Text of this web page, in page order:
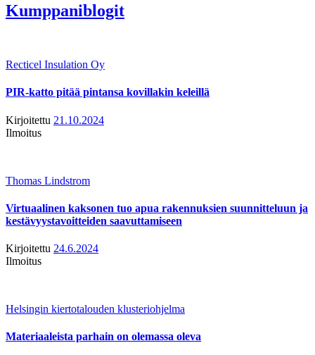
Kumppaniblogit
Recticel Insulation Oy
PIR-katto pitää pintansa kovillakin keleillä
Kirjoitettu 21.10.2024
Ilmoitus
Thomas Lindstrom
Virtuaalinen kaksonen tuo apua rakennuksien suunnitteluun ja
kestävyystavoitteiden saavuttamiseen
Kirjoitettu 24.6.2024
Ilmoitus
Helsingin kiertotalouden klusteriohjelma
Materiaaleista parhain on olemassa oleva